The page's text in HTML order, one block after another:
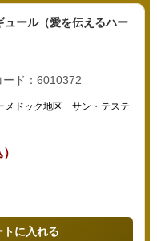
ュール（愛を伝えるハー
ード：6010372
ドック地区 サン・テステ
トに入れる